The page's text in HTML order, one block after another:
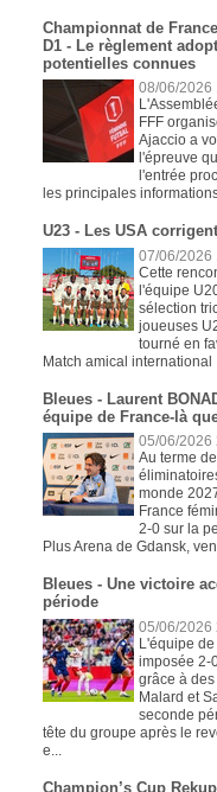
Championnat de
D1 - Le règlement
potentielles connues
08/06/2026
FFF
Ajaccio a
l'épreuve
l'entrée
les principales
U23 - Les USA
07/06/2026
Cette
l'équipe
sélection
joueuses
tourné en
Match amical international ...
Bleues - Laurent
équipe de France-là
05/06/2026
Au terme
monde
France
2-0 sur la
Plus Arena de Gdansk,
Bleues - Une victoire
période
05/06/2026
L'équipe
imposée 2-
grâce à
Malard et
seconde
tête du groupe après le
e...
Champion’s Cup